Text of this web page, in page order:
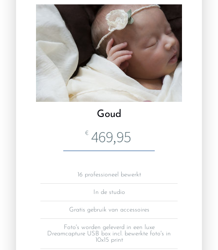
Goud
€ 469,95
16 professioneel bewerkt
In de studio
Gratis gebruik van accessoires
Foto's worden geleverd in een luxe
Dreamcapture USB box incl. bewerkte foto's in
10x15 print